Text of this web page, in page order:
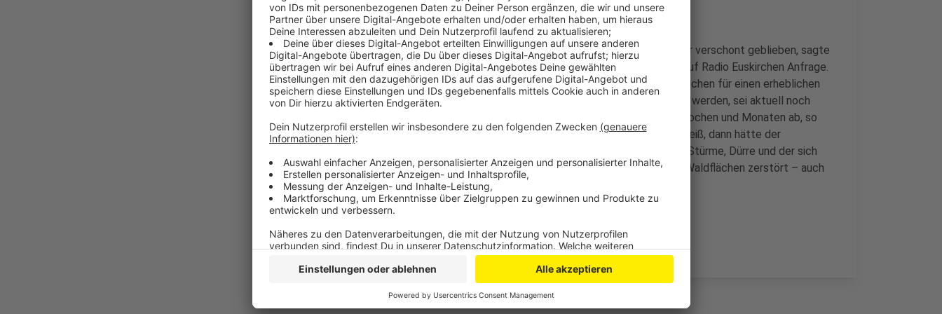
Die Wälder im Kreis Euskirchen seien vier bis sechs Wochen länger verschont geblieben, sagte
ein Sprecher des Regionalforstamts Hocheifel-Zülpicher Börde auf Radio Euskirchen Anfrage.
Jetzt fliegen und fressen die Borkenkäfer aber und es gebe Anzeichen für einen erheblichen
Neubefall. Wie stark die Schäden in diesem Jahr tatsächlich noch werden, sei aktuell noch
nicht abzusehen. Das hänge von der Witterung in den nächsten Wochen und Monaten ab, so
der Sprecher weiter. Bliebe es in diesem Jahr lange trocken und heiß, dann hätte der
verspätete Start keine positiven Auswirkungen. Seit 2018 haben Stürme, Dürre und der sich
infolgedessen explosionsartig vermehrende Borkenkäfer riesige Waldflächen zerstört – auch
im Kreis Euskirchen.
Anzeige